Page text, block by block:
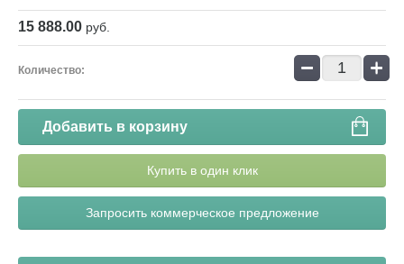
15 888.00 руб.
Количество: − +
Добавить в корзину
Купить в один клик
Запросить коммерческое предложение